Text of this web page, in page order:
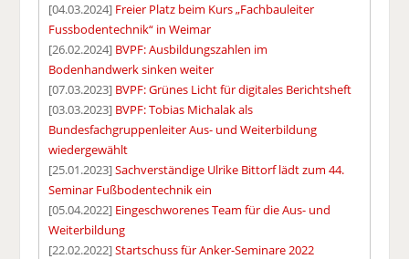
[04.03.2024] Freier Platz beim Kurs „Fachbauleiter
Fussbodentechnik“ in Weimar
[26.02.2024] BVPF: Ausbildungszahlen im
Bodenhandwerk sinken weiter
[07.03.2023] BVPF: Grünes Licht für digitales Berichtsheft
[03.03.2023] BVPF: Tobias Michalak als
Bundesfachgruppenleiter Aus- und Weiterbildung
wiedergewählt
[25.01.2023]Sachverständige Ulrike Bittorf lädt zum 44.
Seminar Fußbodentechnik ein
[05.04.2022] Eingeschworenes Team für die Aus- und
Weiterbildung
[22.02.2022]Startschuss für Anker-Seminare 2022